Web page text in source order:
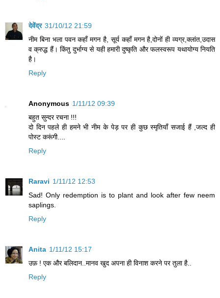
देवेंद्र 31/10/12 21:59
नीम बिना भला पवन कहाँ मगन है, सूर्य कहाँ मगन है,दोनों ही व्यग्र,क्लांत,उदास
व क्रुद्ध हैं। किंतु दुर्भाग्य से यही हमारी दुष्कृति और फलस्वरूप यथायोग्य नियति
है।
Reply
Anonymous 1/11/12 09:39
बहुत सुन्दर रचना !!!
दो दिन पहले ही हमने भी नीम के पेड़ पर ही कुछ स्मृतियाँ सजाई हैं ,जल्द ही
पोस्ट करूंगी....
Reply
Raravi 1/11/12 12:53
Sad! Only redemption is to plant and look after few neem
saplings.
Reply
Anita 1/11/12 15:17
उफ़ ! एक और बलिदान..मानव खुद अपना ही विनाश करने पर तुला है..
Reply